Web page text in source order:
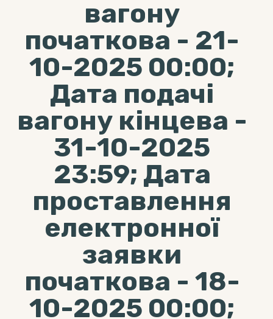
вагону
початкова - 21-
10-2025 00:00;
Дата подачі
вагону кінцева -
31-10-2025
23:59; Дата
проставлення
електронної
заявки
початкова - 18-
10-2025 00:00;